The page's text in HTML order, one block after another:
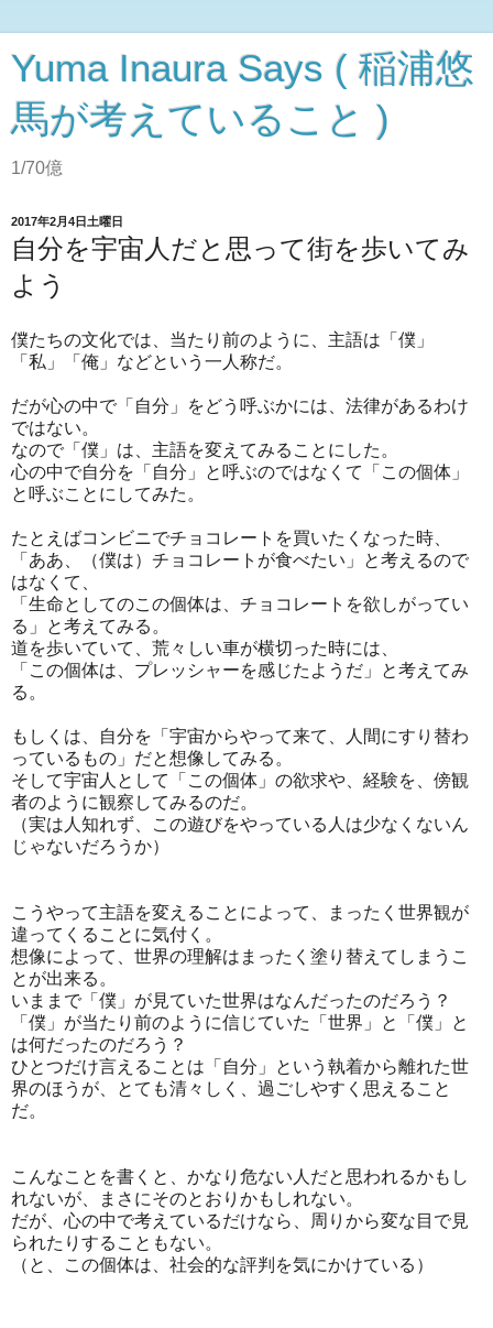
Yuma Inaura Says ( 稲浦悠
馬が考えていること )
1/70億
2017年2月4日土曜日
自分を宇宙人だと思って街を歩いてみ
よう
僕たちの文化では、当たり前のように、主語は「僕」
「私」「俺」などという一人称だ。
だが心の中で「自分」をどう呼ぶかには、法律があるわけ
ではない。
なので「僕」は、主語を変えてみることにした。
心の中で自分を「自分」と呼ぶのではなくて「この個体」
と呼ぶことにしてみた。
たとえばコンビニでチョコレートを買いたくなった時、
「ああ、（僕は）チョコレートが食べたい」と考えるので
はなくて、
「生命としてのこの個体は、チョコレートを欲しがってい
る」と考えてみる。
道を歩いていて、荒々しい車が横切った時には、
「この個体は、プレッシャーを感じたようだ」と考えてみ
る。
もしくは、自分を「宇宙からやって来て、人間にすり替わ
っているもの」だと想像してみる。
そして宇宙人として「この個体」の欲求や、経験を、傍観
者のように観察してみるのだ。
（実は人知れず、この遊びをやっている人は少なくないん
じゃないだろうか）
こうやって主語を変えることによって、まったく世界観が
違ってくることに気付く。
想像によって、世界の理解はまったく塗り替えてしまうこ
とが出来る。
いままで「僕」が見ていた世界はなんだったのだろう？
「僕」が当たり前のように信じていた「世界」と「僕」と
は何だったのだろう？
ひとつだけ言えることは「自分」という執着から離れた世
界のほうが、とても清々しく、過ごしやすく思えること
だ。
こんなことを書くと、かなり危ない人だと思われるかもし
れないが、まさにそのとおりかもしれない。
だが、心の中で考えているだけなら、周りから変な目で見
られたりすることもない。
（と、この個体は、社会的な評判を気にかけている）